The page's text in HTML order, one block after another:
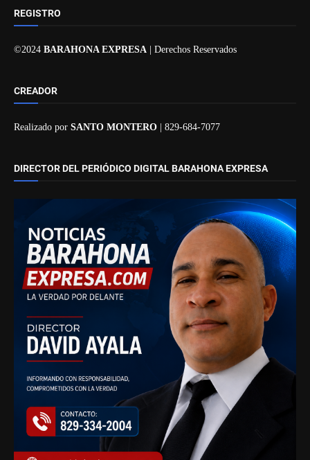
REGISTRO
©2024 BARAHONA EXPRESA | Derechos Reservados
CREADOR
Realizado por SANTO MONTERO | 829-684-7077
DIRECTOR DEL PERIÓDICO DIGITAL BARAHONA EXPRESA